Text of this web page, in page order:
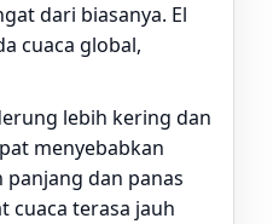
dari biasanya. El
cuaca global,
lebih kering dan
menyebabkan
dan panas
cuaca terasa jauh